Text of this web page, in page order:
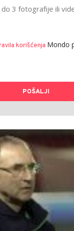
3 fotografije ili
korišćenja Mondo
POŠALJI